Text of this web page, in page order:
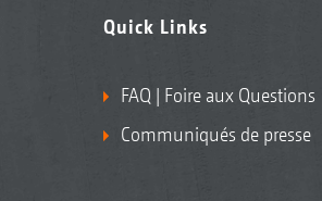
Quick Links
FAQ | Foire aux Questions
Communiqués de presse